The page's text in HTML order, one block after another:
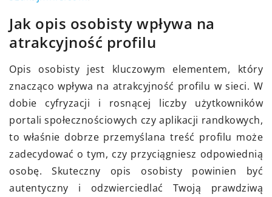
Jak opis osobisty wpływa na
atrakcyjność profilu
Opis osobisty jest kluczowym elementem, który
znacząco wpływa na atrakcyjność profilu w sieci. W
dobie cyfryzacji i rosnącej liczby użytkowników
portali społecznościowych czy aplikacji randkowych,
to właśnie dobrze przemyślana treść profilu może
zadecydować o tym, czy przyciągniesz odpowiednią
osobę. Skuteczny opis osobisty powinien być
autentyczny i odzwierciedlać Twoją prawdziwą